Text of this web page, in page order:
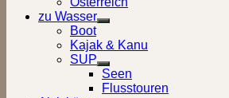
zu Wasser
Show
sub
menu
Boot
Kajak & Kanu
SUP
Show
sub
Seen
Flusstouren